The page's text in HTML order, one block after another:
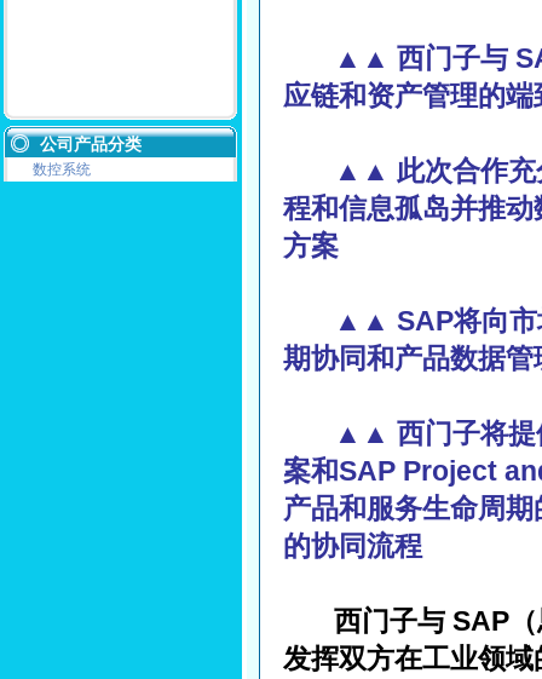
公司产品分类
数控系统
▲▲ 西门子与
应链和资产管理的
▲▲ 此次合作充
程和信息孤岛并推
方案
▲▲ SAP将向市
期协同和产品数据
▲▲ 西门子将提
案和SAP Project
产品和服务生命周
的协同流程
西门子与 SAP
发挥双方在工业领